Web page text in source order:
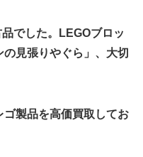
でした。LEGOブロッ
見張りやぐら」、大切
ゴ製品を高価買取してお